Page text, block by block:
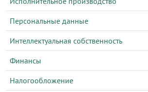
Персональные данные
Интеллектуальная собственность
Финансы
Налогообложение